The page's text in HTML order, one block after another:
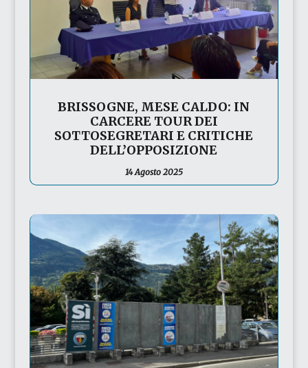
BRISSOGNE, MESE CALDO: IN
CARCERE TOUR DEI
SOTTOSEGRETARI E CRITICHE
DELL’OPPOSIZIONE
14 Agosto 2025